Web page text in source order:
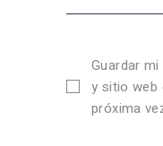
Guardar
y sitio web
próxima